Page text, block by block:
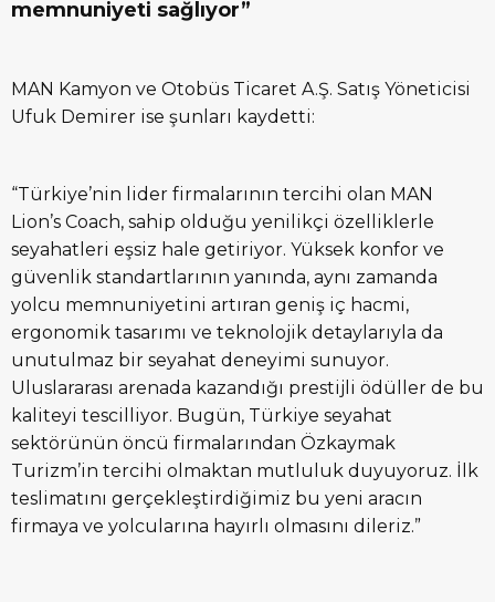
memnuniyeti sağlıyor”
MAN Kamyon ve Otobüs Ticaret A.Ş. Satış Yöneticisi
Ufuk Demirer ise şunları kaydetti:
“Türkiye’nin lider firmalarının tercihi olan MAN
Lion’s Coach, sahip olduğu yenilikçi özelliklerle
seyahatleri eşsiz hale getiriyor. Yüksek konfor ve
güvenlik standartlarının yanında, aynı zamanda
yolcu memnuniyetini artıran geniş iç hacmi,
ergonomik tasarımı ve teknolojik detaylarıyla da
unutulmaz bir seyahat deneyimi sunuyor.
Uluslararası arenada kazandığı prestijli ödüller de bu
kaliteyi tescilliyor. Bugün, Türkiye seyahat
sektörünün öncü firmalarından Özkaymak
Turizm’in tercihi olmaktan mutluluk duyuyoruz. İlk
teslimatını gerçekleştirdiğimiz bu yeni aracın
firmaya ve yolcularına hayırlı olmasını dileriz.”